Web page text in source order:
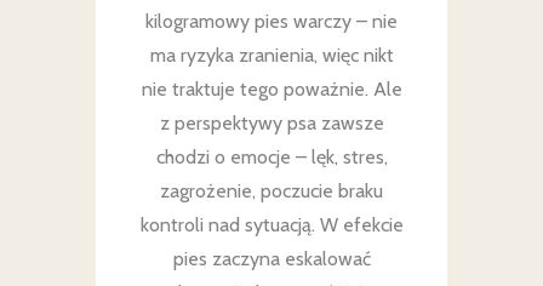
kilogramowy pies warczy – nie
ma ryzyka zranienia, więc nikt
nie traktuje tego poważnie. Ale
z perspektywy psa zawsze
chodzi o emocje – lęk, stres,
zagrożenie, poczucie braku
kontroli nad sytuacją. W efekcie
pies zaczyna eskalować